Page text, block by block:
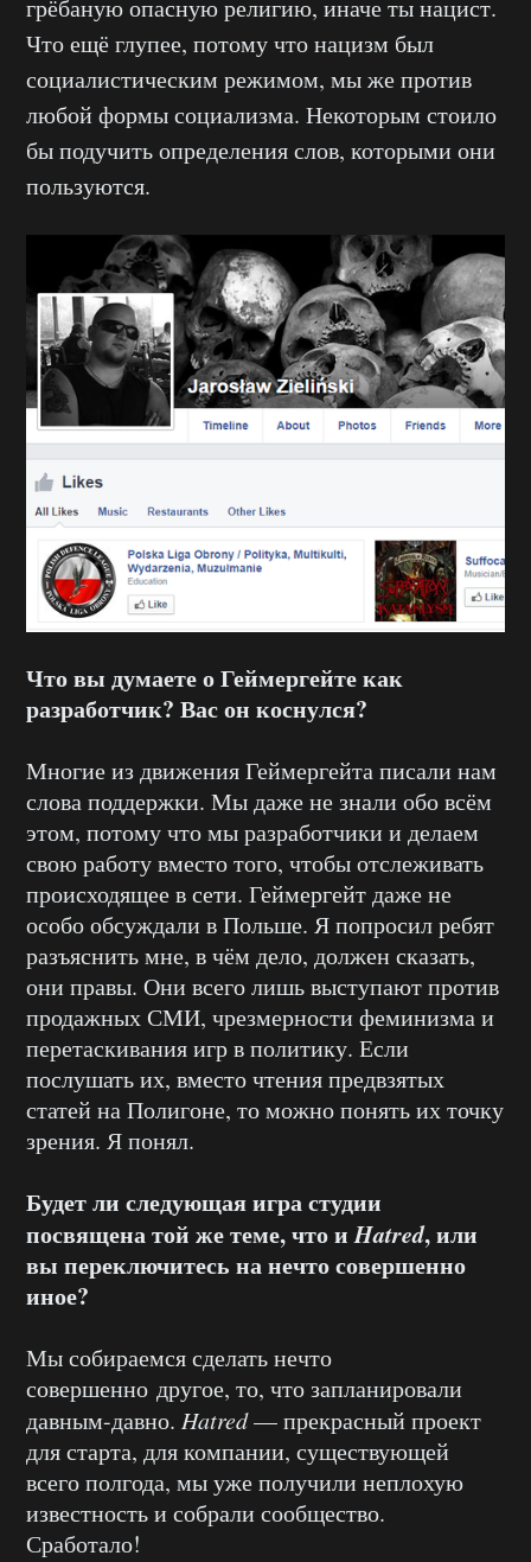
грёбаную опасную религию, иначе ты нацист.
Что ещё глупее, потому что нацизм был
социалистическим режимом, мы же против
любой формы социализма. Некоторым стоило
бы подучить определения слов, которыми они
пользуются.
Что вы думаете о Геймергейте как
разработчик? Вас он коснулся?
Многие из движения Геймергейта писали нам
слова поддержки. Мы даже не знали обо всём
этом, потому что мы разработчики и делаем
свою работу вместо того, чтобы отслеживать
происходящее в сети. Геймергейт даже не
особо обсуждали в Польше. Я попросил ребят
разъяснить мне, в чём дело, должен сказать,
они правы. Они всего лишь выступают против
продажных СМИ, чрезмерности феминизма и
перетаскивания игр в политику. Если
послушать их, вместо чтения предвзятых
статей на Полигоне, то можно понять их точку
зрения. Я понял.
Будет ли следующая игра студии
посвящена той же теме, что иHatred, или
вы переключитесь на нечто совершенно
иное?
Мы собираемся сделать нечто
совершенно другое, то, что запланировали
давным-давно. Hatred— прекрасный проект
для старта, для компании, существующей
всего полгода, мы уже получили неплохую
известность и собрали сообщество.
Сработало!